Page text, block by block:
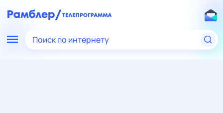
Поиск по интернету